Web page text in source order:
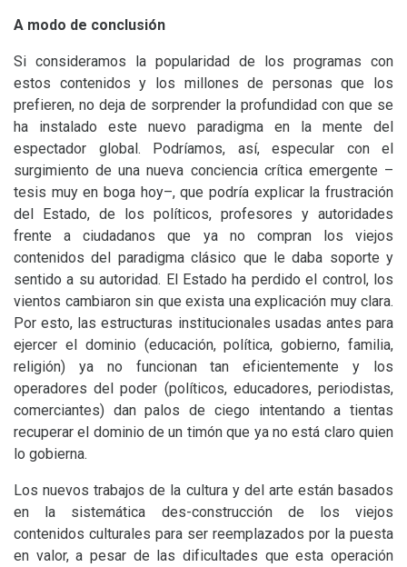
A modo de conclusión
Si consideramos la popularidad de los programas con
estos contenidos y los millones de personas que los
prefieren, no deja de sorprender la profundidad con que se
ha instalado este nuevo paradigma en la mente del
espectador global. Podríamos, así, especular con el
surgimiento de una nueva conciencia crítica emergente –
tesis muy en boga hoy–, que podría explicar la frustración
del Estado, de los políticos, profesores y autoridades
frente a ciudadanos que ya no compran los viejos
contenidos del paradigma clásico que le daba soporte y
sentido a su autoridad. El Estado ha perdido el control, los
vientos cambiaron sin que exista una explicación muy clara.
Por esto, las estructuras institucionales usadas antes para
ejercer el dominio (educación, política, gobierno, familia,
religión) ya no funcionan tan eficientemente y los
operadores del poder (políticos, educadores, periodistas,
comerciantes) dan palos de ciego intentando a tientas
recuperar el dominio de un timón que ya no está claro quien
lo gobierna.
Los nuevos trabajos de la cultura y del arte están basados
en la sistemática des-construcción de los viejos
contenidos culturales para ser reemplazados por la puesta
en valor, a pesar de las dificultades que esta operación